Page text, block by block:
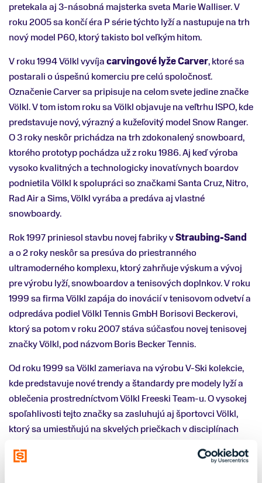
pretekala aj 3-násobná majsterka sveta Marie Walliser. V
roku 2005 sa končí éra P série týchto lyží a nastupuje na trh
nový model P60, ktorý takisto bol veľkým hitom.
V roku 1994 Völkl vyvíjacarvingové lyže Carver, ktoré sa
postarali o úspešnú komerciu pre celú spoločnosť.
Označenie Carver sa pripisuje na celom svete jedine značke
Völkl. V tom istom roku sa Völkl objavuje na veľtrhu ISPO, kde
predstavuje nový, výrazný a kužeľovitý model Snow Ranger.
O 3 roky neskôr prichádza na trh zdokonalený snowboard,
ktorého prototyp pochádza už z roku 1986. Aj keď výroba
vysoko kvalitných a technologicky inovatívnych boardov
podnietila Völkl k spolupráci so značkami Santa Cruz, Nitro,
Rad Air a Sims, Völkl vyrába a predáva aj vlastné
snowboardy.
Rok 1997 priniesol stavbu novej fabriky vStraubing-Sand
a o 2 roky neskôr sa presúva do priestranného
ultramoderného komplexu, ktorý zahrňuje výskum a vývoj
pre výrobu lyží, snowboardov a tenisových doplnkov. V roku
1999 sa firma Völkl zapája do inovácií v tenisovom odvetví a
odpredáva podiel Völkl Tennis GmbH Borisovi Beckerovi,
ktorý sa potom v roku 2007 stáva súčasťou novej tenisovej
značky Völkl, pod názvom Boris Becker Tennis.
Od roku 1999 sa Völkl zameriava na výrobu V-Ski kolekcie,
kde predstavuje nové trendy a štandardy pre modely lyží a
oblečenia prostredníctvom Völkl Freeski Team-u. O vysokej
spoľahlivosti tejto značky sa zasluhujú aj športovci Völkl,
ktorý sa umiestňujú na skvelých priečkach v disciplínach
oblečenie na zimu pod názvom
Völkl Performance Wear,